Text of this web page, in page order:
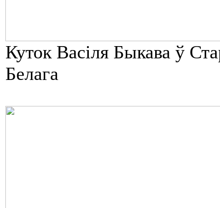
Куток Васіля Быкава ў
Белага